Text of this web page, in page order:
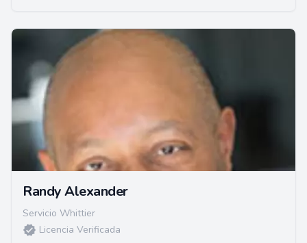
Randy Alexander
Servicio Whittier
Licencia Verificada